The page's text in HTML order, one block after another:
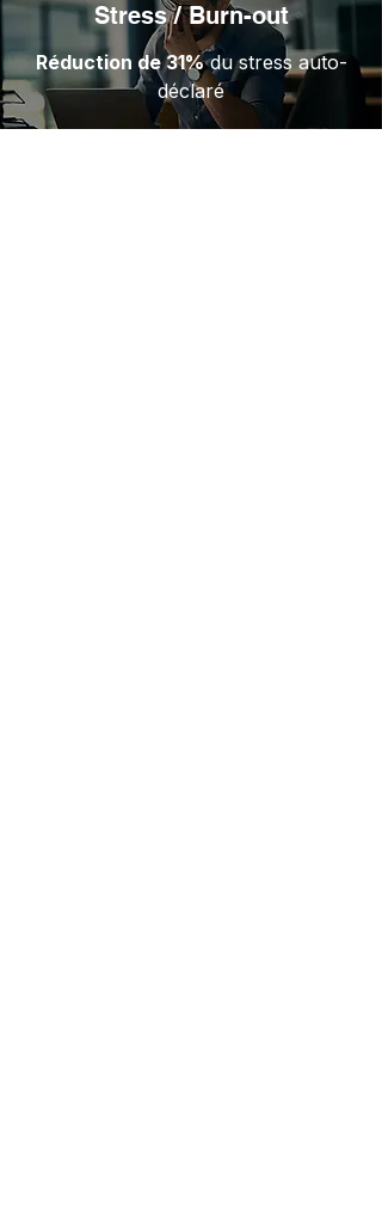
Stress / Burn-out
Réduction de 31%du stress auto-
déclaré